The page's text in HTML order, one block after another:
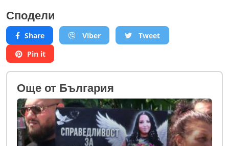
Сподели
Share Viber
Tweet
Pin it
Oще от България